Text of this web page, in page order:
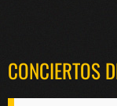
CONCIERTOS